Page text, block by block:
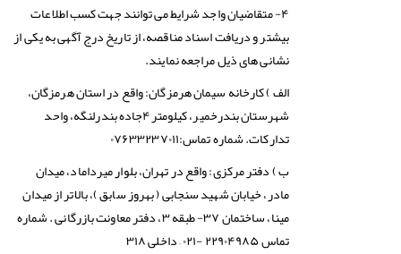
۴- متقاضیان واجد شرایط می توانند جهت کسب اطلاعات
بیشتر و دریافت اسناد مناقصه، از تاریخ درج آگهی به یکی از
نشانی های ذیل مراجعه نمایند.
الف ) کارخانه سیمان هرمزگان: واقع در استان هرمزگان،
شهرستان بندرخمیر، کیلومتر۴جاده بندرلنگه، واحد
تدارکات. شماره تماس:۰۷۶۳۳۲۳۷۰۱۱
ب ) دفتر مرکزی: واقع در تهران، بلوار میرداماد، میدان
مادر، خیابان شهید سنجابی ( بهروز سابق )، بالاتر از میدان
مینا، ساختمان ۳۷- طبقه ۳، دفتر معاونت بازرگانی . شماره
تماس ۲۲۹۰۴۹۸۵ -۰۲۱ – داخلی ۳۱۸